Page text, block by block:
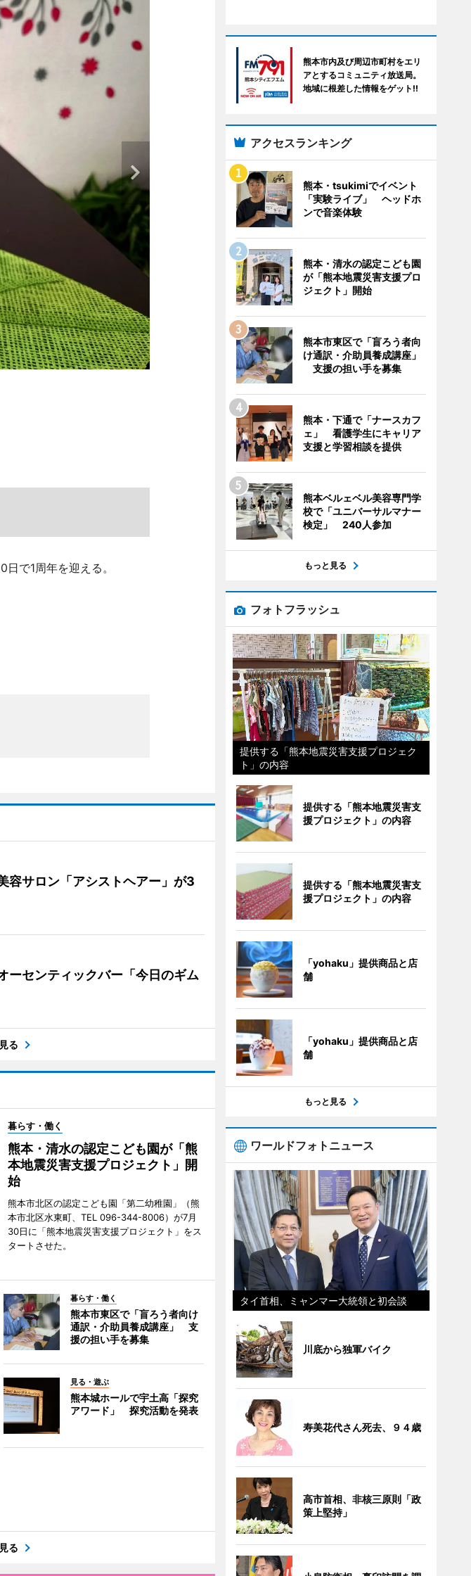
で1周年を迎える。
容サロン「アシストヘアー」が3
ーセンティックバー「今日のギム
る
暮らす・働く
熊本・清水の認定こども園が「熊
本地震災害支援プロジェクト」開
始
熊本市北区の認定こども園「第二幼稚園」（熊
本市北区水東町、TEL 096-344-8006）が7月
30日に「熊本地震災害支援プロジェクト」をス
タートさせた。
暮らす・働く
熊本市東区で「盲ろう者向け
通訳・介助員養成講座」 支
援の担い手を募集
見る・遊ぶ
熊本城ホールで宇土高「探究
アワード」 探究活動を発表
る
熊本市内及び周辺市町村をエリ
アとするコミュニティ放送局。
地域に根差した情報をゲット!!
アクセスランキング
熊本・tsukimiでイベント
「実験ライブ」 ヘッドホ
ンで音楽体験
熊本・清水の認定こども園
が「熊本地震災害支援プロ
ジェクト」開始
熊本市東区で「盲ろう者向
け通訳・介助員養成講座」
支援の担い手を募集
熊本・下通で「ナースカフ
ェ」 看護学生にキャリア
支援と学習相談を提供
熊本ベルェベル美容専門学
校で「ユニバーサルマナー
検定」 240人参加
もっと見る
フォトフラッシュ
提供する「熊本地震災害支援プロジェク
ト」の内容
提供する「熊本地震災害支
援プロジェクト」の内容
提供する「熊本地震災害支
援プロジェクト」の内容
「yohaku」提供商品と店
舗
「yohaku」提供商品と店
舗
もっと見る
ワールドフォトニュース
タイ首相、ミャンマー大統領と初会談
川底から独軍バイク
寿美花代さん死去、９４歳
高市首相、非核三原則「政
策上堅持」